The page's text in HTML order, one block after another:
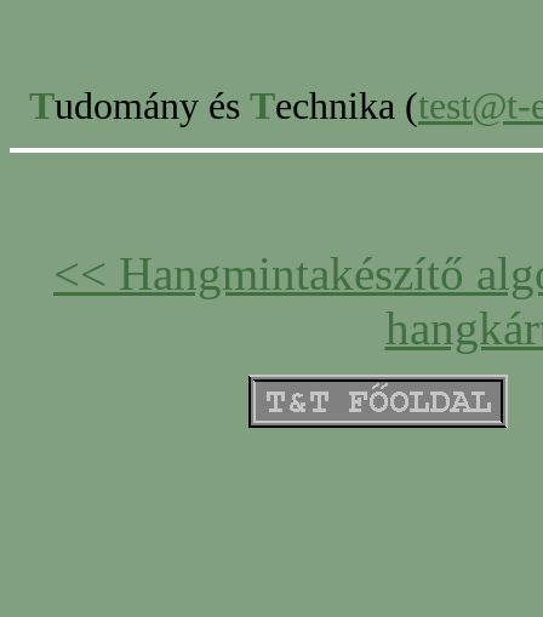
Tudomány és Technika (test@t-
<< Hangmintakészítő